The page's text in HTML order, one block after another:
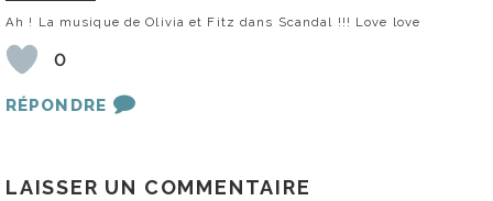
Ah ! La musique de Olivia et Fitz dans Scandal !!! Love love
0
RÉPONDRE
LAISSER UN COMMENTAIRE